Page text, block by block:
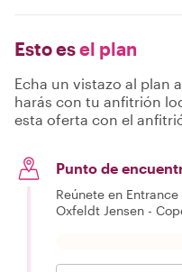
Esto esel plan
Echa un vistazo al plan
harás con tu anfitrión
esta oferta con el
Punto de
Reúnete en
Oxfeldt Jensen -